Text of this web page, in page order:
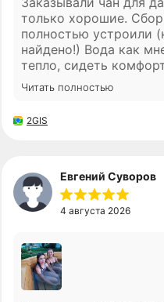
прислушались к
только хорошие.
полностью устроили
найдено!) Вода как
тепло, сидеть
менеджеру Ивану за
комплектации , мы
Читать полностью
2GIS
Евгений Суворов
4 августа 2026
Производство
Преимущества
© ООО "СБЧ",